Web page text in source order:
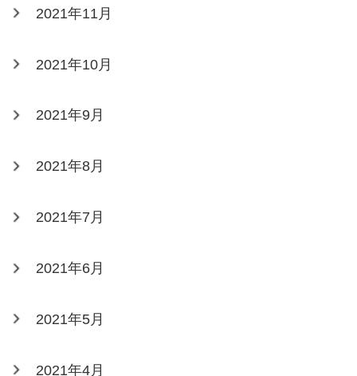
2021年11月
2021年10月
2021年9月
2021年8月
2021年7月
2021年6月
2021年5月
2021年4月